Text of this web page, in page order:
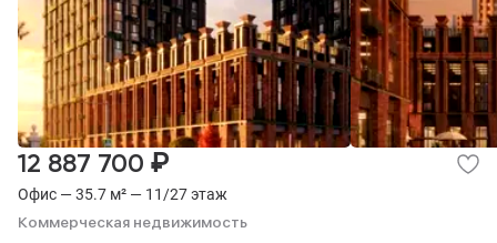
Офис — 35.7 м² — 11/27 этаж
Коммерческая недвижимость
12 887 700 ₽